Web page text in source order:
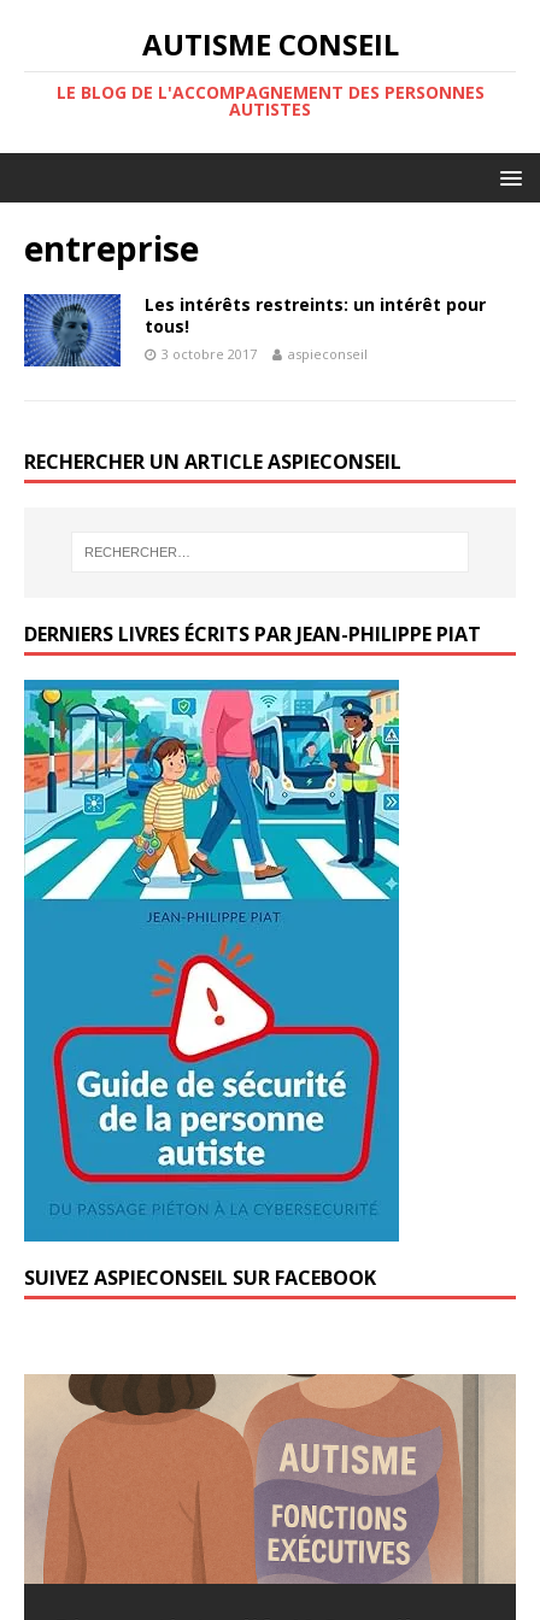
AUTISME CONSEIL
LE BLOG DE L'ACCOMPAGNEMENT DES PERSONNES
AUTISTES
entreprise
Les intérêts restreints: un intérêt pour
tous!
3 octobre 2017 aspieconseil
RECHERCHER UN ARTICLE ASPIECONSEIL
DERNIERS LIVRES ÉCRITS PAR JEAN-PHILIPPE PIAT
SUIVEZ ASPIECONSEIL SUR FACEBOOK